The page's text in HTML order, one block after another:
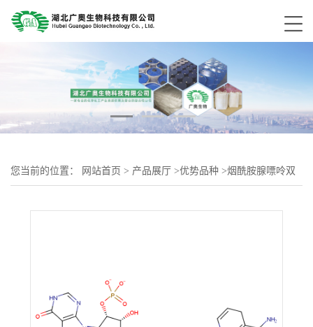
您当前的位置： 网站首页 > 产品展厅 >优势品种 >烟酰胺腺嘌呤双